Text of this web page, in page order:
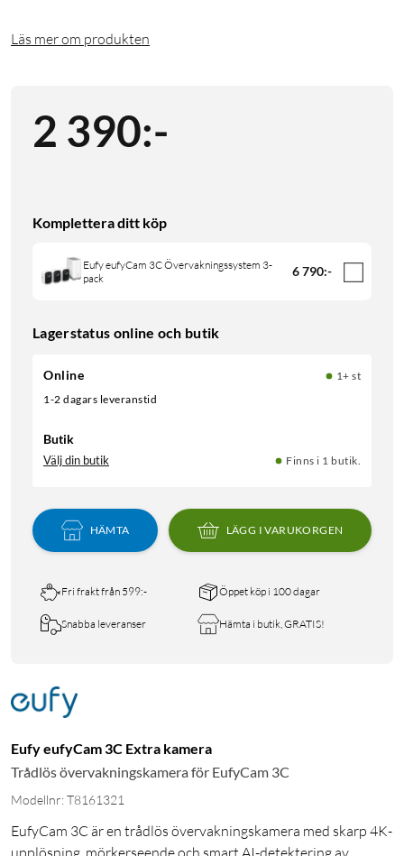
Läs mer om produkten
2 390:-
Komplettera ditt köp
Eufy eufyCam 3C Övervakningssystem 3-
pack
6 790:-
Lagerstatus online och butik
Online
1+ st
1-2 dagars leveranstid
Butik
Välj din butik Finns i 1 butik.
HÄMTA LÄGG I VARUKORGEN
Fri frakt från 599:- Öppet köp i 100 dagar
Snabba leveranser Hämta i butik, GRATIS!
Eufy eufyCam 3C Extra kamera
Trådlös övervakningskamera för EufyCam 3C
Modellnr: T8161321
EufyCam 3C är en trådlös övervakningskamera med skarp 4K-
upplösning, mörkerseende och smart AI-detektering av